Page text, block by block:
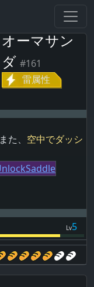
オーマサン
ダ #161
雷属性
た、 空中でダッシ
Lv5